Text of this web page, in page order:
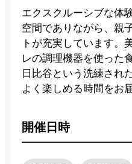
エクスクルーシブな体
空間でありながら、親
トが充実しています。
レの調理機器を使った
日比谷という洗練され
よく楽しめる時間をお
開催日時